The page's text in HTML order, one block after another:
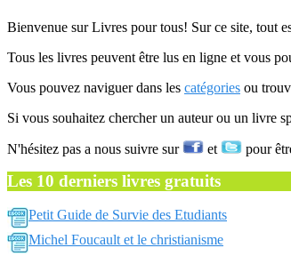
Bienvenue sur Livres pour tous! Sur ce site, tout
Tous les livres peuvent être lus en ligne et vous
Vous pouvez naviguer dans les catégories ou
Si vous souhaitez chercher un auteur ou un livre
N'hésitez pas a nous suivre sur et pour
Les 10 derniers livres gratuits
Petit Guide de Survie des Etudiants
Michel Foucault et le christianisme